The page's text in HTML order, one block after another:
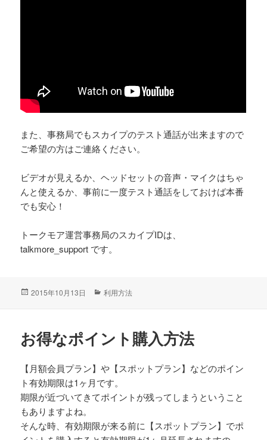
また、事務局でもスカイプのテスト通話が出来ますので
ご希望の方はご連絡ください。
ビデオが見えるか、ヘッドセットの音声・マイクはちゃ
んと使えるか、事前に一度テスト通話をしておけば本番
でも安心！
トークモア運営事務局のスカイプIDは、
talkmore_support です。
投
2015年10月13日
カ
ー
利用方法
お得なポイント購入方法
【月額会員プラン】や【スポットプラン】などのポイン
ト有効期限は1ヶ月です。
期限が近づいてきてポイントが残ってしまうということ
もありますよね。
そんな時、有効期限が来る前に【スポットプラン】でポ